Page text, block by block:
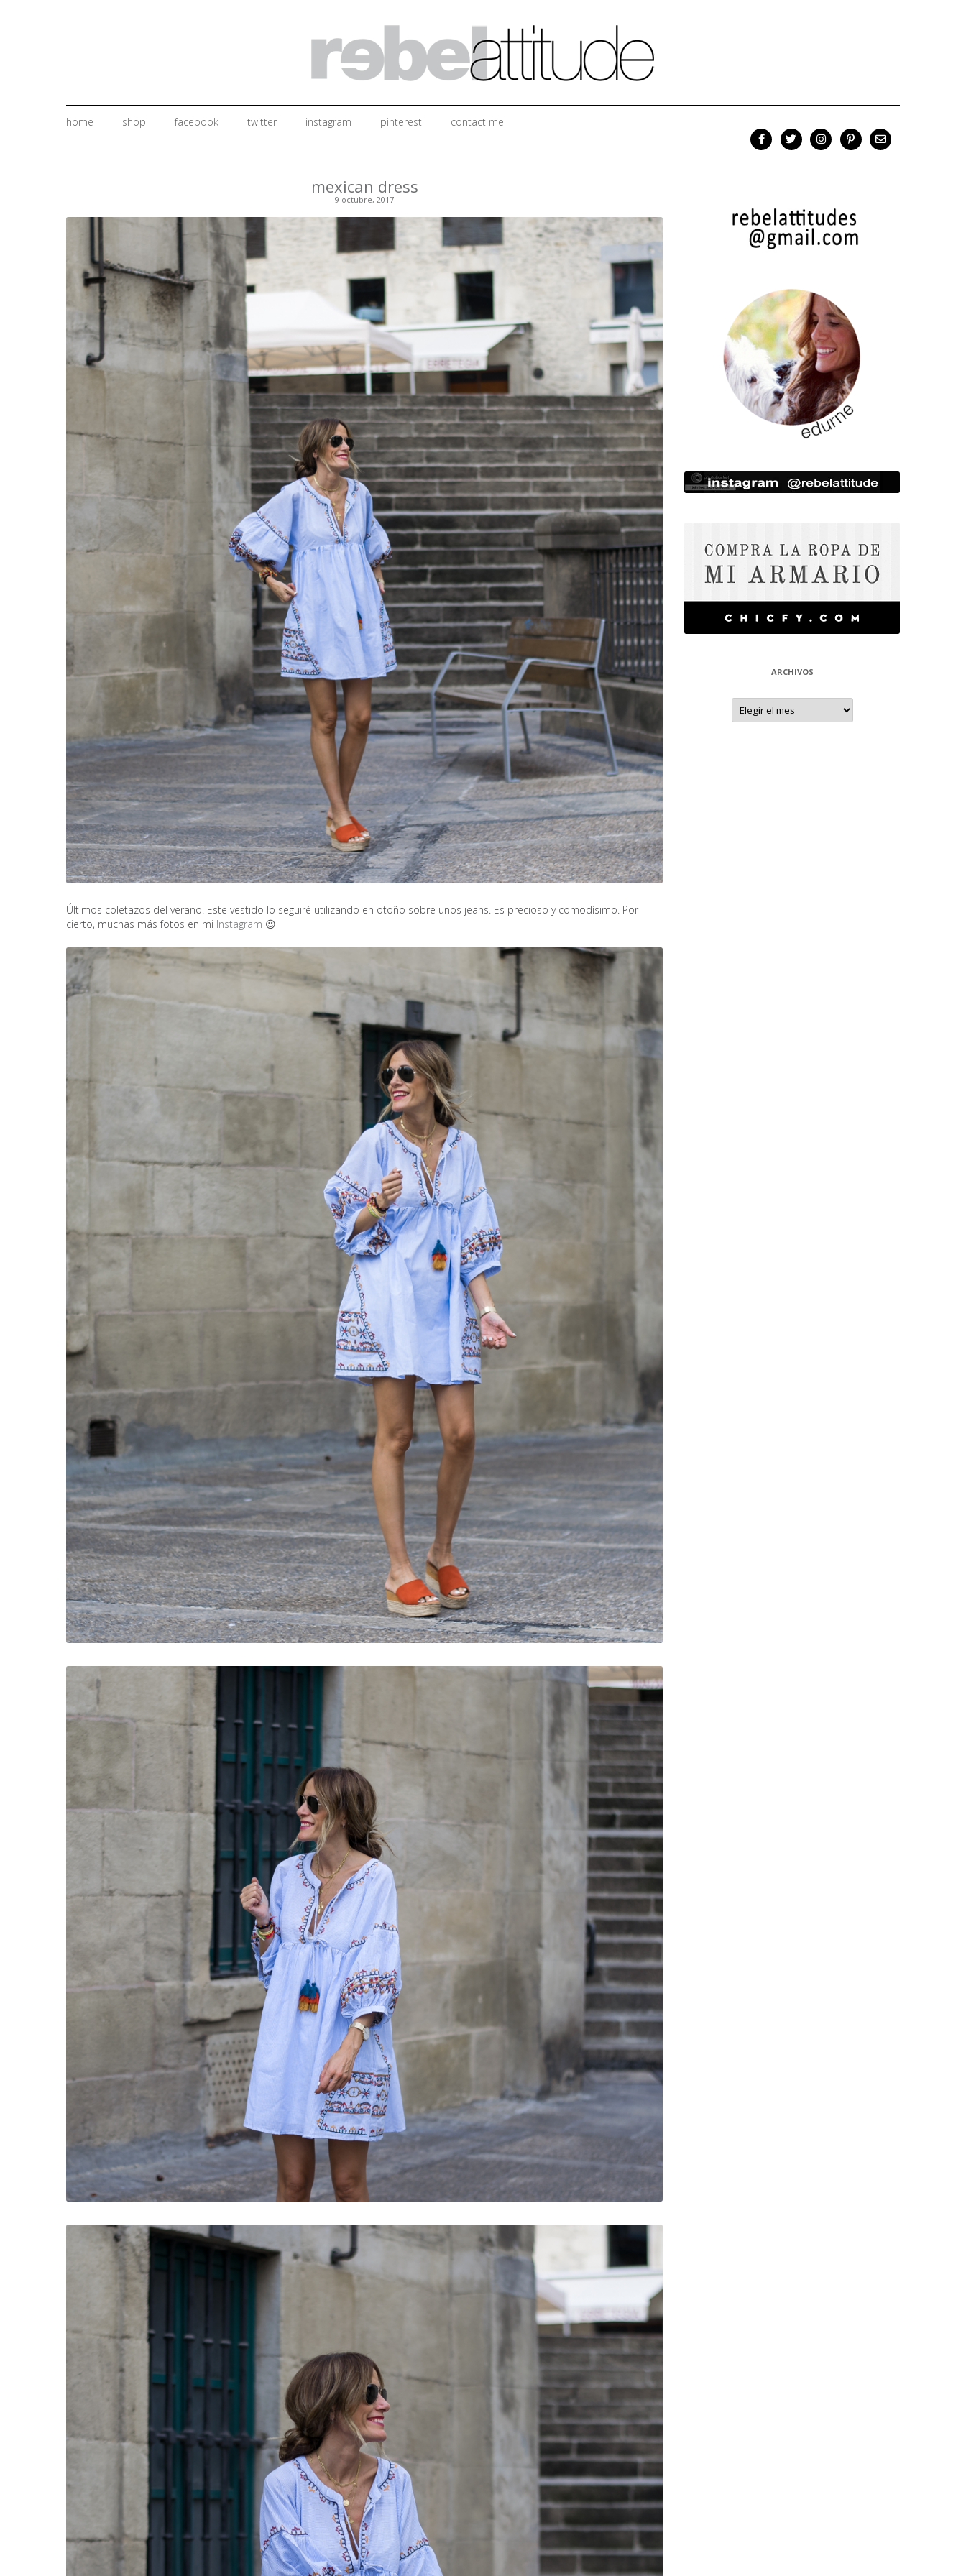
Ir al contenido
home
shop facebook twitter instagram pinterest contact me
mexican dress
9 octubre, 2017
Últimos coletazos del verano. Este vestido lo seguiré utilizando en otoño sobre unos jeans. Es precioso y comodísimo. Por
cierto, muchas más fotos en mi Instagram 😉
ARCHIVOS
Archivos